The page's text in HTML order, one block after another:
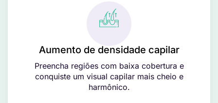
Aumento de densidade capilar
Preencha regiões com baixa cobertura e
conquiste um visual capilar mais cheio e
harmônico.